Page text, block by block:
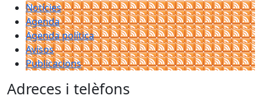
Notícies
Agenda
Agenda política
Avisos
Publicacions
Adreces i telèfons